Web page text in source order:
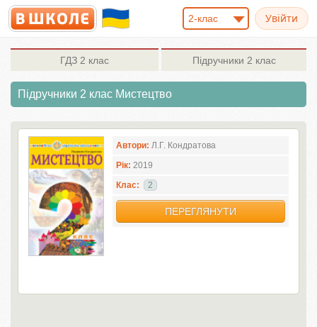
2-клас
ГДЗ 2 клас Підручники 2 клас
Підручники 2 клас Мистецтво
Автори: Л.Г. Кондратова
Рік: 2019
Клас:
2
ПЕРЕГЛЯНУТИ